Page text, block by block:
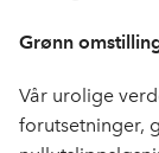
Grønn
Vår urolige
forutsetninger,